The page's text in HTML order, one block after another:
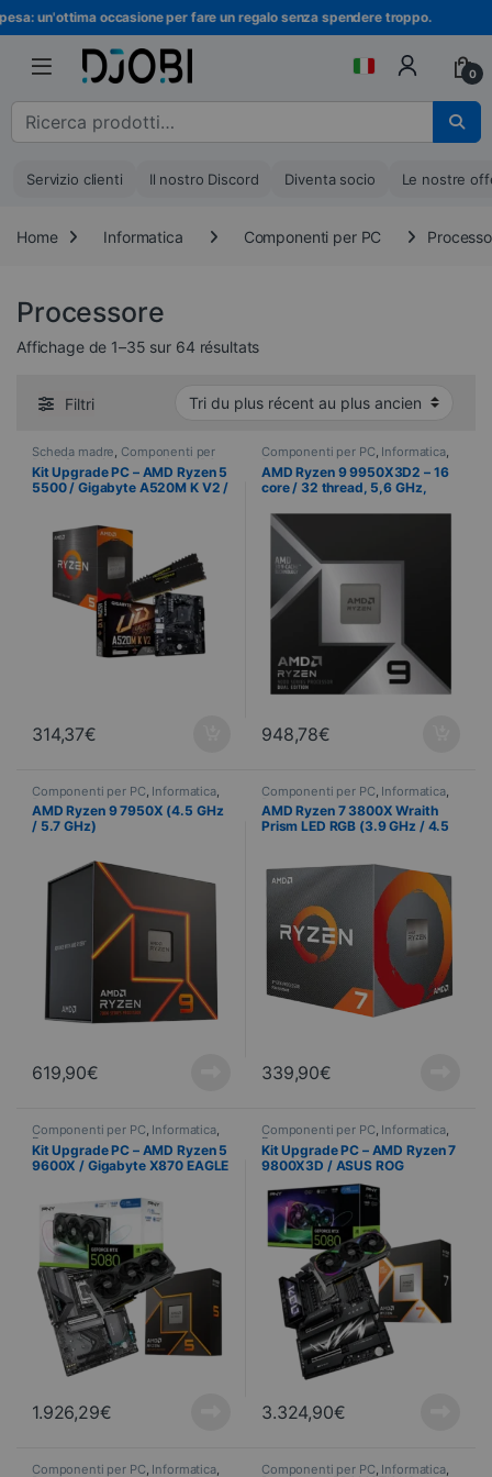
Vai alla navigazione
Vai al contenutooccasione per fare un regalo senza spendere troppo.
0
Cerca :
Servizio clienti Il nostro Discord Diventa socio Le nostre
Home Informatica Componenti per PC
Processore
Affichage de 1–35 sur 64 résultatsOrdinati dal più recente al più
Filtri
Scheda madre, Componenti per
PC ,Informatica ,Memoria del PC
Processore
Kit Upgrade PC – AMD Ryzen 5
5500 / Gigabyte A520M K V2 /
314,37€
Componenti per PC, Informatica,
Processore
AMD Ryzen 9 9950X3D2 – 16
core / 32 thread, 5,6 GHz,
948,78€
Componenti per PC Informatica,
Processore
AMD Ryzen 9 7950X (4.5 GHz
/ 5.7 GHz)
619,90€
Componenti per PC Informatica,
Processore
AMD Ryzen 7 3800X Wraith
Prism LED RGB (3.9 GHz / 4.5
339,90€
Componenti per PC, Informatica,
Processore
Kit Upgrade PC – AMD Ryzen 5
9600X / Gigabyte X870 EAGLE
1.926,29€
Componenti per PC, Informatica,
Processore
Kit Upgrade PC – AMD Ryzen 7
9800X3D / ASUS ROG
CROSSHAIR X870E HERO /
PNY GeForce RTX™ 5080
3.324,90€
Componenti per PC, Informatica, Componenti per PC, Informatica,